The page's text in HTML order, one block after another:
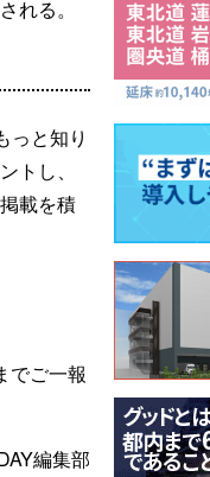
れる。
っと知り
トし、
載を積
でご一報
編集部